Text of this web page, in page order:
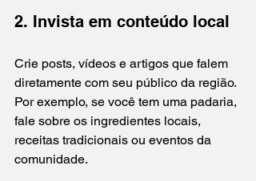
2. Invista em conteúdo local
Crie posts, vídeos e artigos que falem
diretamente com seu público da região.
Por exemplo, se você tem uma padaria,
fale sobre os ingredientes locais,
receitas tradicionais ou eventos da
comunidade.